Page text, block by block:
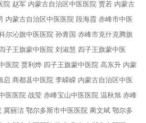
院 赵军 内蒙古自治区中医医院 贾若 内蒙古
内蒙古自治区中医医院 段海霞 赤峰市中医
尔沁旗中医医院 孙青国 赤峰市克什克腾旗
四子王旗蒙中医院 刘淑慧 四子王旗蒙中医
医院 贾利烨 四子王旗蒙中医院 高东升 内蒙
启 商都县中医院 李嵘嵘 内蒙古自治区中医
医医院 战莹 赤峰宝山中医医院 温秋旭 赤峰
冀丽洁 鄂尔多斯市中医医院 蔺文斌 鄂尔多